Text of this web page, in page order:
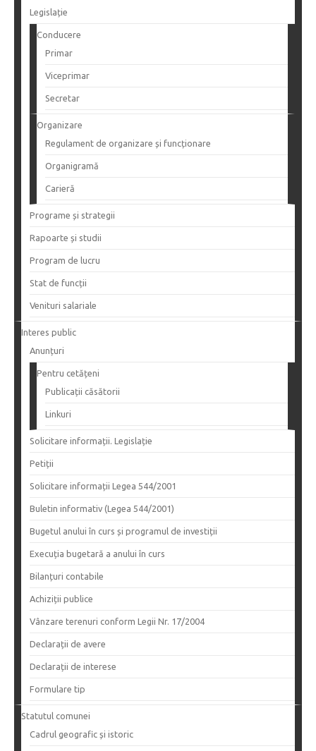
Legislație
Conducere
Primar
Viceprimar
Secretar
Organizare
Regulament de organizare și funcționare
Organigramă
Carieră
Programe și strategii
Rapoarte și studii
Program de lucru
Stat de funcții
Venituri salariale
Interes public
Anunțuri
Pentru cetățeni
Publicații căsătorii
Linkuri
Solicitare informații. Legislație
Petiții
Solicitare informații Legea 544/2001
Buletin informativ (Legea 544/2001)
Bugetul anului în curs și programul de investiții
Execuția bugetară a anului în curs
Bilanțuri contabile
Achiziții publice
Vânzare terenuri conform Legii Nr. 17/2004
Declarații de avere
Declarații de interese
Formulare tip
Statutul comunei
Cadrul geografic și istoric